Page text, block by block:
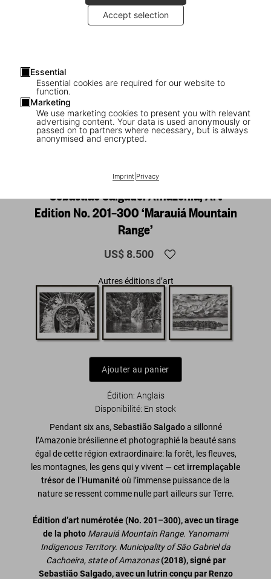
Accept selection
Essential
Essential cookies are required for our website to
function.
Marketing
We use marketing cookies to present you with relevant
advertising content. Your data is used anonymously or
passed on to partners where necessary, but is always
anonymised and encrypted.
Imprint| Privacy
1/16
SUMO
Sebastião Salgado. Amazônia, Art
Edition No. 201–300 ‘Marauiá Mountain
Range’
US$ 8.500
Autres éditions d’art
Ajouter au panier
Édition: Anglais
Disponibilité: En stock
Pendant six ans, Sebastião Salgadoa sillonné
l’Amazonie brésilienne et photographié la beauté sans
égal de cette région extraordinaire: la forêt, les fleuves,
les montagnes, les gens qui y vivent — cet irremplaçable
trésor de l’Humanité où l’immense puissance de la
nature se ressent comme nulle part ailleurs sur Terre.
Édition d’art numérotée (No. 201–300), avec un tirage
de la photo Marauiá Mountain Range. Yanomami
Indigenous Territory. Municipality of São Gabriel da
Cachoeira, state of Amazonas(2018), signé par
Sebastião Salgado, avec un lutrin conçu par Renzo